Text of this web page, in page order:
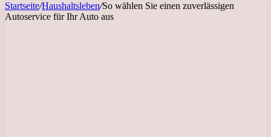
Startseite/Haushaltsleben/So wählen Sie einen zuverlässigen
Autoservice für Ihr Auto aus